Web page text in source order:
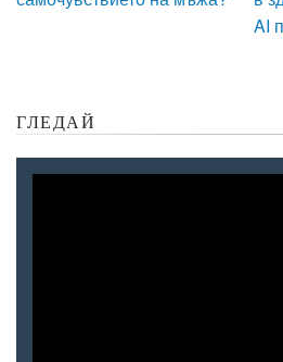
AI
ГЛЕДАЙ